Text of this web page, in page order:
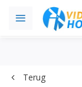
Terug